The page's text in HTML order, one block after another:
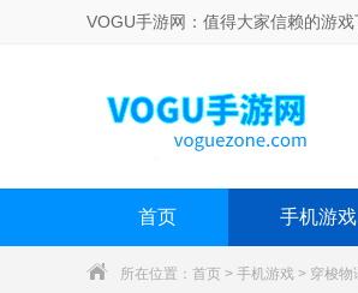
VOGU手游网：值得大家信赖的游戏
首页 手机游戏
所在位置： 首页 > 手机游戏 > 穿梭物